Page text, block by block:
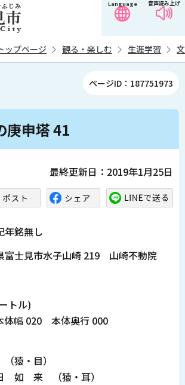
音声読み上げ
Language
ップページ 観る・楽しむ 生涯学習
ページID：187751973
庚申塔 41
最終更新日：2019年1月25日
銘無し
士見市水子山崎 219 山崎不動院
トル)
幅 020 本体奥行 000
猿・目）
如 来 （猿・耳）